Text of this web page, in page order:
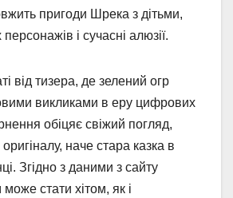
пригоди Шрека з дітьми,
і сучасні алюзії.
від тизера, де зелений огр
викликами в еру цифрових
обіцяє свіжий погляд,
наче стара казка в
Згідно з даними з сайту
стати хітом, як і